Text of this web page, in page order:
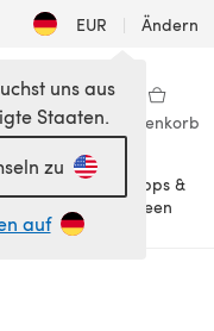
EUR | Ändern
Bibliothek Warenkorb
Tipps &
Ideen
uns aus
Staaten.
zu
auf